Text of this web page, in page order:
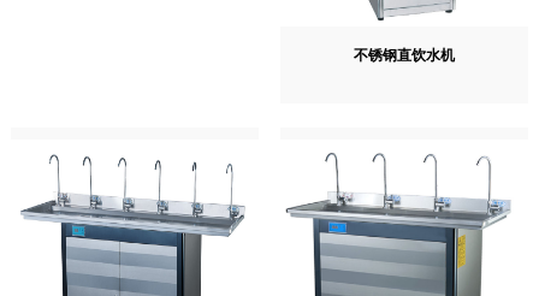
不锈钢直饮水机